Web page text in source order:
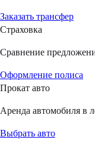
Заказать трансфер
Страховка
Сравнение
Оформление полиса
Прокат авто
Аренда автомобиля в
Выбрать авто